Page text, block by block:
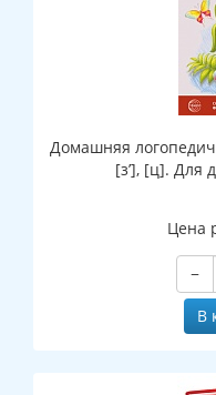
Домашняя
[з’], [ц]. Для
Цена
−
В